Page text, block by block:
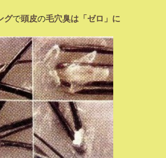
グで頭皮の毛穴臭は「ゼロ」に